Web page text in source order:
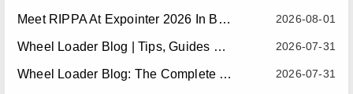
2026-08-01
Meet RIPPA At Expointer 2026 In Brazil
2026-07-31
Wheel Loader Blog | Tips, Guides & Attachments
2026-07-31
Wheel Loader Blog: The Complete Guide To Wheel Loaders For Construction, Agriculture, And Material Handling